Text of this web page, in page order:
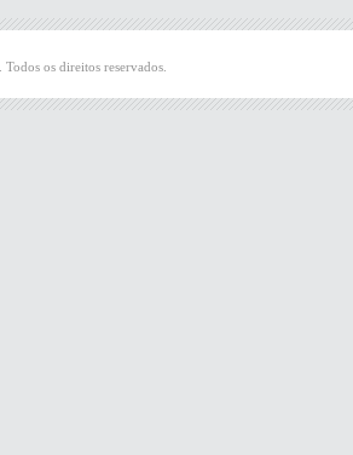
. Todos os direitos reservados.